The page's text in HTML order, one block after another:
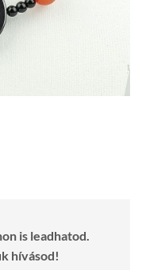
is leadhatod.
hívásod!